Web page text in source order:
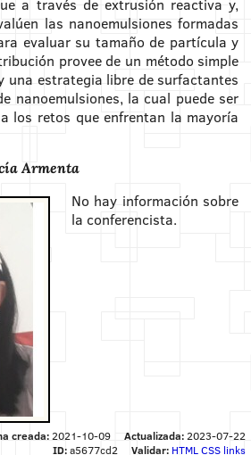
las nanoemulsiones formadas
evaluar su tamaño de partícula y
provee de un método simple
una estrategia libre de surfactantes
nanoemulsiones, la cual puede ser
los retos que enfrentan la mayoría
Armenta
No hay información sobre
la conferencista.
creada: 2021-10-09 Actualizada: 2023-07-22
ID:a5677cd2 Validar: HTML CSS links